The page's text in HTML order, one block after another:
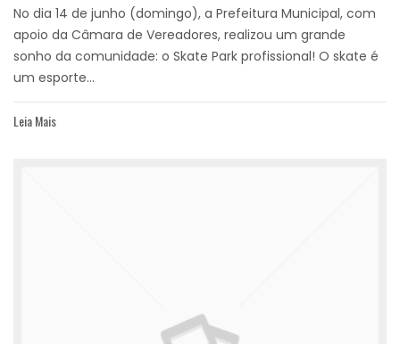
No dia 14 de junho (domingo), a Prefeitura Municipal, com
apoio da Câmara de Vereadores, realizou um grande
sonho da comunidade: o Skate Park profissional! O skate é
um esporte...
Leia Mais